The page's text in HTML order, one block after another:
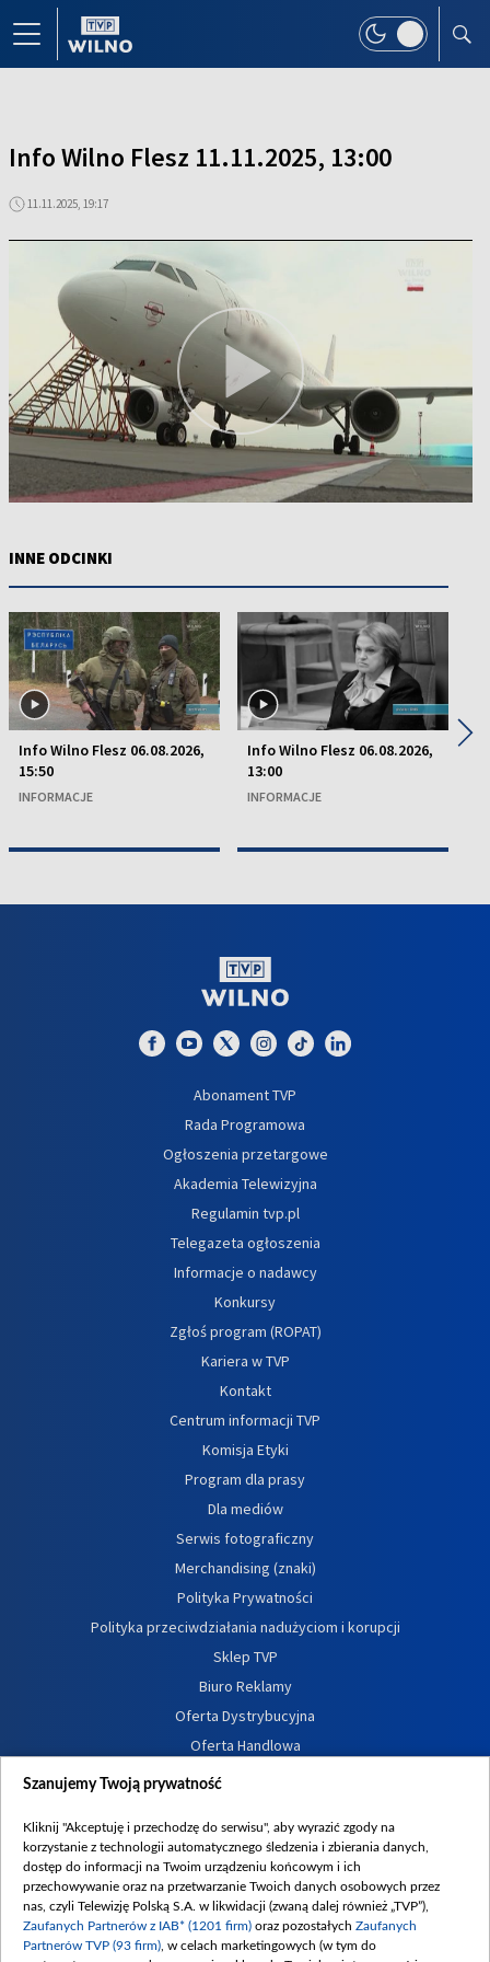
Info Wilno Flesz 11.11.2025, 13:00
11.11.2025, 19:17
INNE ODCINKI
Info Wilno Flesz 06.08.2026,
15:50
INFORMACJE
Info Wilno Flesz 06.08.2026,
13:00
INFORMACJE
▶
Abonament TVP
Rada Programowa
Ogłoszenia przetargowe
Akademia Telewizyjna
Regulamin tvp.pl
Telegazeta ogłoszenia
Informacje o nadawcy
Konkursy
Zgłoś program (ROPAT)
Kariera w TVP
Kontakt
Centrum informacji TVP
Komisja Etyki
Program dla prasy
Dla mediów
Serwis fotograficzny
Merchandising (znaki)
Polityka Prywatności
Polityka przeciwdziałania nadużyciom i korupcji
Sklep TVP
Biuro Reklamy
Oferta Dystrybucyjna
Oferta Handlowa
Dostępność
Procedura zgłoszeń wewnętrznych
Szanujemy Twoją prywatność
Kliknij "Akceptuję i przechodzę do serwisu", aby wyrazić zgody na
korzystanie z technologii automatycznego śledzenia i zbierania danych,
dostęp do informacji na Twoim urządzeniu końcowym i ich
przechowywanie oraz na przetwarzanie Twoich danych osobowych przez
nas, czyli Telewizję Polską S.A. w likwidacji (zwaną dalej również „TVP”),
Zaufanych Partnerów z IAB* (1201 firm) oraz pozostałych Zaufanych
Partnerów TVP (93 firm) , w celach marketingowych (w tym do